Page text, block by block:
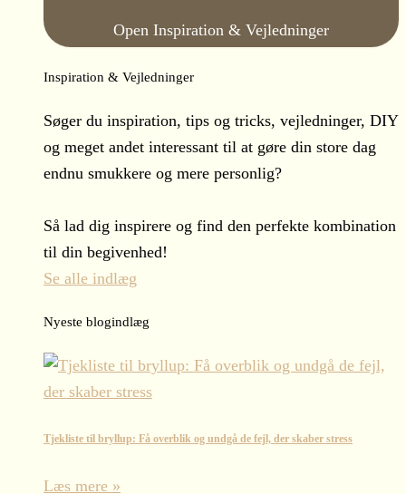
Open Inspiration & Vejledninger
Inspiration & Vejledninger
Søger du inspiration, tips og tricks, vejledninger, DIY
og meget andet interessant til at gøre din store dag
endnu smukkere og mere personlig?
Så lad dig inspirere og find den perfekte kombination
til din begivenhed!
Se alle indlæg
Nyeste blogindlæg
Tjekliste til bryllup: Få overblik og undgå de fejl, der skaber stress
Læs mere »